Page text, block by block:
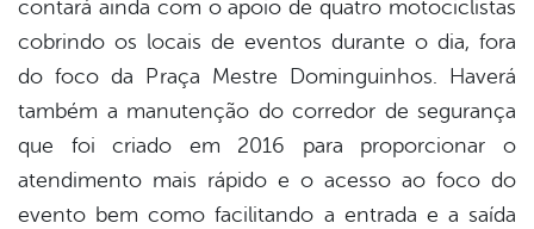
contará ainda com o apoio de quatro motociclistas
cobrindo os locais de eventos durante o dia, fora
do foco da Praça Mestre Dominguinhos. Haverá
também a manutenção do corredor de segurança
que foi criado em 2016 para proporcionar o
atendimento mais rápido e o acesso ao foco do
evento bem como facilitando a entrada e a saída